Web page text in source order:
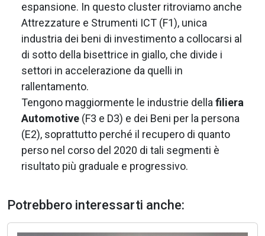
espansione. In questo cluster ritroviamo anche
Attrezzature e Strumenti ICT (F1), unica
industria dei beni di investimento a collocarsi al
di sotto della bisettrice in giallo, che divide i
settori in accelerazione da quelli in
rallentamento.
Tengono maggiormente le industrie dellafiliera
Automotive (F3 e D3) e dei Beni per la persona
(E2), soprattutto perché il recupero di quanto
perso nel corso del 2020 di tali segmenti è
risultato più graduale e progressivo.
Potrebbero interessarti anche: